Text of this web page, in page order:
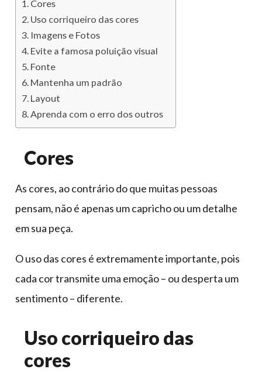
Cores
Uso corriqueiro das cores
Imagens e Fotos
Evite a famosa poluição visual
Fonte
Mantenha um padrão
Layout
Aprenda com o erro dos outros
Cores
As cores, ao contrário do que muitas pessoas
pensam, não é apenas um capricho ou um detalhe
em sua peça.
O uso das cores é extremamente importante, pois
cada cor transmite uma emoção – ou desperta um
sentimento – diferente.
Uso corriqueiro das
cores